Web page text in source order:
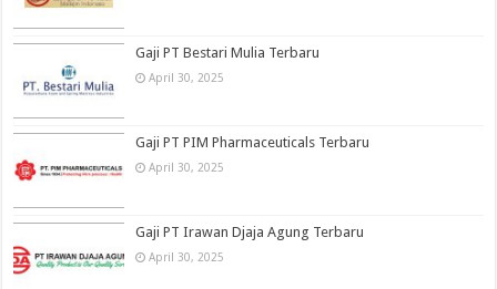
Gaji PT Bestari Mulia Terbaru
April 30, 2025
Gaji PT PIM Pharmaceuticals Terbaru
April 30, 2025
Gaji PT Irawan Djaja Agung Terbaru
April 30, 2025